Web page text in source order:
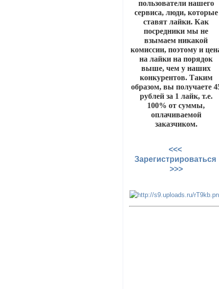
пользователи нашего
сервиса, люди, которые
ставят лайки. Как
посредники мы не
взымаем никакой
комиссии, поэтому и
на лайки на порядок
выше, чем у наших
конкурентов. Таким
образом, вы получаете
рублей за 1 лайк, т.е.
100% от суммы,
оплачиваемой
заказчиком.
<<<
Зарегистрироваться
>>>